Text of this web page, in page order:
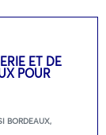
ET DE
POUR
BORDEAUX,